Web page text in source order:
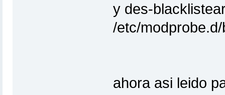
y des-
/etc/
ahora asi leido